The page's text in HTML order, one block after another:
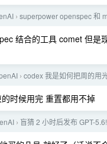
› superpower openspec 和
结合的工具 comet 但
› codex 我是如何把周的用光
时候用完 重置都用不掉
› 盲猜 2 小时后发布 GPT-5.6!